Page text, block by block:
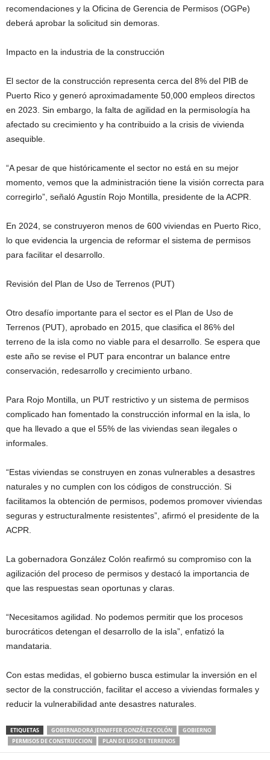
recomendaciones y la Oficina de Gerencia de Permisos (OGPe)
deberá aprobar la solicitud sin demoras.
Impacto en la industria de la construcción
El sector de la construcción representa cerca del 8% del PIB de
Puerto Rico y generó aproximadamente 50,000 empleos directos
en 2023. Sin embargo, la falta de agilidad en la permisología ha
afectado su crecimiento y ha contribuido a la crisis de vivienda
asequible.
“A pesar de que históricamente el sector no está en su mejor
momento, vemos que la administración tiene la visión correcta para
corregirlo”, señaló Agustín Rojo Montilla, presidente de la ACPR.
En 2024, se construyeron menos de 600 viviendas en Puerto Rico,
lo que evidencia la urgencia de reformar el sistema de permisos
para facilitar el desarrollo.
Revisión del Plan de Uso de Terrenos (PUT)
Otro desafío importante para el sector es el Plan de Uso de
Terrenos (PUT), aprobado en 2015, que clasifica el 86% del
terreno de la isla como no viable para el desarrollo. Se espera que
este año se revise el PUT para encontrar un balance entre
conservación, redesarrollo y crecimiento urbano.
Para Rojo Montilla, un PUT restrictivo y un sistema de permisos
complicado han fomentado la construcción informal en la isla, lo
que ha llevado a que el 55% de las viviendas sean ilegales o
informales.
“Estas viviendas se construyen en zonas vulnerables a desastres
naturales y no cumplen con los códigos de construcción. Si
facilitamos la obtención de permisos, podemos promover viviendas
seguras y estructuralmente resistentes”, afirmó el presidente de la
ACPR.
La gobernadora González Colón reafirmó su compromiso con la
agilización del proceso de permisos y destacó la importancia de
que las respuestas sean oportunas y claras.
“Necesitamos agilidad. No podemos permitir que los procesos
burocráticos detengan el desarrollo de la isla”, enfatizó la
mandataria.
Con estas medidas, el gobierno busca estimular la inversión en el
sector de la construcción, facilitar el acceso a viviendas formales y
reducir la vulnerabilidad ante desastres naturales.
ETIQUETAS GOBERNADORA JENNIFFER GONZÁLEZ COLÓN
GOBIERNO
PERMISOS DE CONSTRUCCION
PLAN DE USO DE TERRENOS